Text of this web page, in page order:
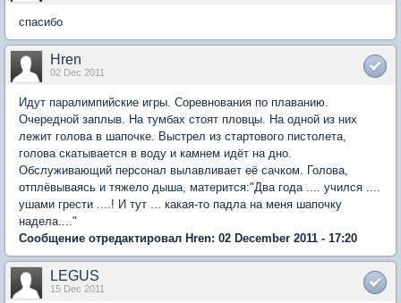
спасибо
Hren
02 Dec 2011
Идут паралимпийские игры. Соревнования по плаванию.
Очередной заплыв. На тумбах стоят пловцы. На одной из них
лежит голова в шапочке. Выстрел из стартового пистолета,
голова скатывается в воду и камнем идёт на дно.
Обслуживающий персонал вылавливает её сачком. Голова,
отплёвываясь и тяжело дыша, матерится:"Два года .... учился ....
ушами грести ....! И тут ... какая-то падла на меня шапочку
надела...."
Сообщение отредактировал Hren: 02 December 2011 - 17:20
LEGUS
15 Dec 2011